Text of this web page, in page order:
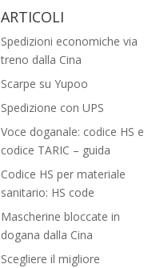
ARTICOLI
Spedizioni economiche via
treno dalla Cina
Scarpe su Yupoo
Spedizione con UPS
Voce doganale: codice HS e
codice TARIC – guida
Codice HS per materiale
sanitario: HS code
Mascherine bloccate in
dogana dalla Cina
Scegliere il migliore